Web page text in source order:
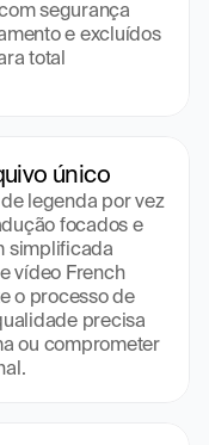
segurança
e excluídos
total
único
legenda por vez
focados e
simplificada
vídeo French
o processo de
precisa
ou comprometer